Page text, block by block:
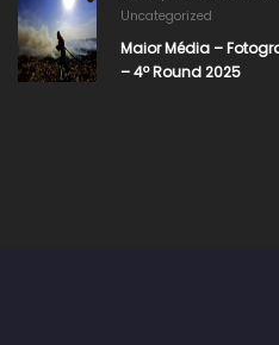
Uncategorized
Maior Média –
– 4º Round 2025